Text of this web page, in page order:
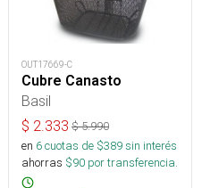
OUT17669-C
Cubre Canasto
Basil
$ 2.333 $5.990
en 6cuotas de $389sin interés
ahorras $90 por transferencia.